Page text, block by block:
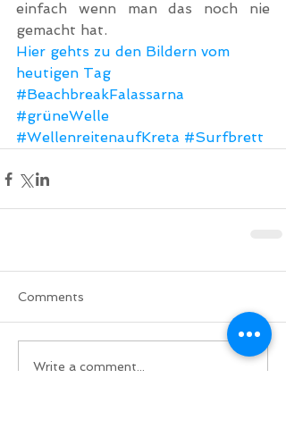
einfach wenn man das noch nie
gemacht hat.
Hier gehts zu den Bildern vom
heutigen Tag
#BeachbreakFalassarna
#grüneWelle
#WellenreitenaufKreta #Surfbrett
Comments
Write a comment...